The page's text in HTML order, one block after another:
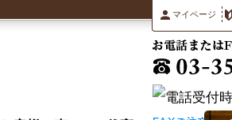
マイページ